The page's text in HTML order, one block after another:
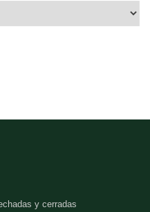
y cerradas